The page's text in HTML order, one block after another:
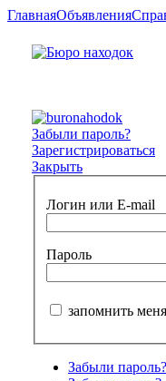
ГлавнаяОбъявления
Забыли пароль?
Зарегистрироваться
Закрыть
Логин или E-mail
Пароль
запомнить меня
Забыли пароль?